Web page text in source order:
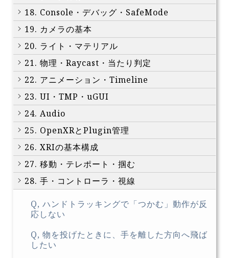
18. Console・デバッグ・SafeMode
19. カメラの基本
20. ライト・マテリアル
21. 物理・Raycast・当たり判定
22. アニメーション・Timeline
23. UI・TMP・uGUI
24. Audio
25. OpenXRとPlugin管理
26. XRIの基本構成
27. 移動・テレポート・掴む
28. 手・コントローラ・視線
Q, ハンドトラッキングで「つかむ」動作が反
応しない
Q, 物を投げたときに、手を離した方向へ飛ば
したい